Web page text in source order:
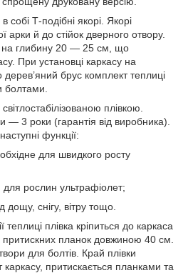
собі Т-подібні якорі. Якорі
арки й до стійок дверного отвору.
на глибину 20 — 25 см, що
При установці каркасу на
брус комплект теплиці
болтами.
плівкою.
— 3 роки (гарантія від виробника).
функції:
для швидкого росту
рослин ультрафіолет;
снігу, вітру тощо.
теплиці плівка кріпиться до каркаса
планок довжиною 40 см.
для болтів. Край плівки
притискається планками та